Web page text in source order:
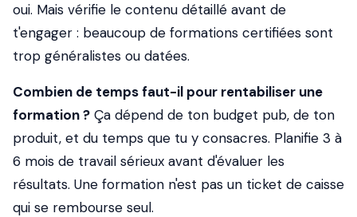
oui. Mais vérifie le contenu détaillé avant de
t'engager : beaucoup de formations certifiées sont
trop généralistes ou datées.
Combien de temps faut-il pour rentabiliser une
formation ? Ça dépend de ton budget pub, de ton
produit, et du temps que tu y consacres. Planifie 3 à
6 mois de travail sérieux avant d'évaluer les
résultats. Une formation n'est pas un ticket de caisse
qui se rembourse seul.